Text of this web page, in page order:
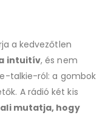
a kedvezőtlen
intuitív, és nem
talkie-ról: a gombok
A rádió két kis
mutatja, hogy